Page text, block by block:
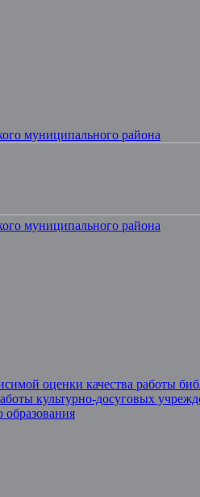
оценки качества работы
культурно-досуговых